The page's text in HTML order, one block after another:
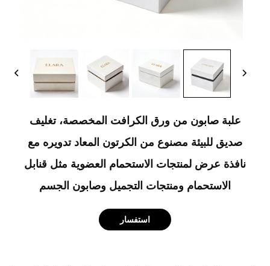
علبة صابون من ورق الكرافت المخصصة، تغليف
صديق للبيئة مصنوع من الكرتون المعاد تدويره مع
نافذة عرض لمنتجات الاستحمام العضوية مثل قنابل
الاستحمام ومنتجات التجميل وصابون الجسم
استفسار